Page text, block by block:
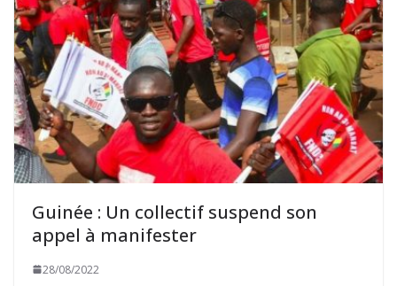
Guinée : Un collectif suspend son
appel à manifester
28/08/2022